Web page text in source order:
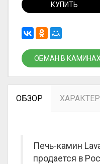
КУПИТЬ
ОБМАН В КАМИНАХ
ОБЗОР
Печь-камин
продается в